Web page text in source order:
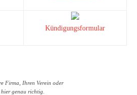
Kündigungsformular
Firma, Ihren Verein oder
genau richtig.